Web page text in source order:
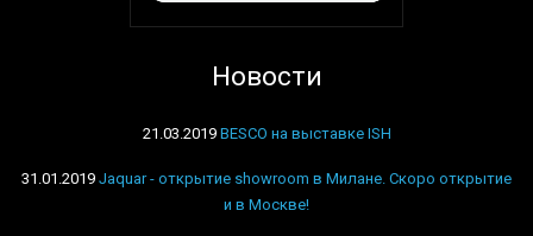
Новости
21.03.2019 BESCO на выставке ISH
31.01.2019 Jaquar - открытие showroom в Милане. Скоро открытие
и в Москве!